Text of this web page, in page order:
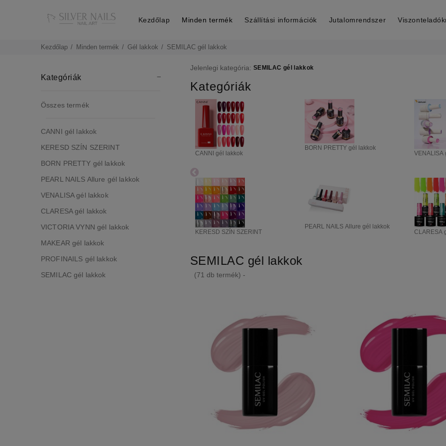
Kezdőlap Minden termék Szállítási információk Jutalomrendszer
Kezdőlap Minden termék Gél lakkok SEMILAC gél lakkok
Kategóriák
Összes termék
CANNI gél lakkok
KERESD SZÍN SZERINT
BORN PRETTY gél lakkok
PEARL NAILS Allure gél lakkok
VENALISA gél lakkok
CLARESA gél lakkok
VICTORIA VYNN gél lakkok
MAKEAR gél lakkok
PROFINAILS gél lakkok
SEMILAC gél lakkok
Jelenlegi kategória: SEMILAC gél lakkok
Kategóriák
CANNI gél lakkok
KERESD SZÍN SZERINT
BORN PRETTY gél lakkok
PEARL NAILS Allure gél lakkok
VENALISA
CLARESA
SEMILAC gél lakkok
(71 db termék) -